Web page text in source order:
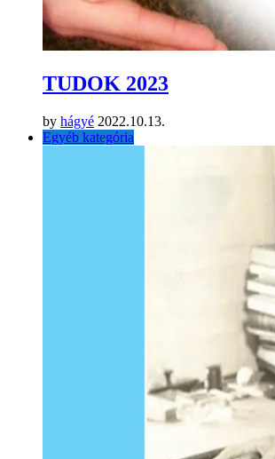
TUDOK 2023
by hágyé 2022.10.13.
Egyéb kategória